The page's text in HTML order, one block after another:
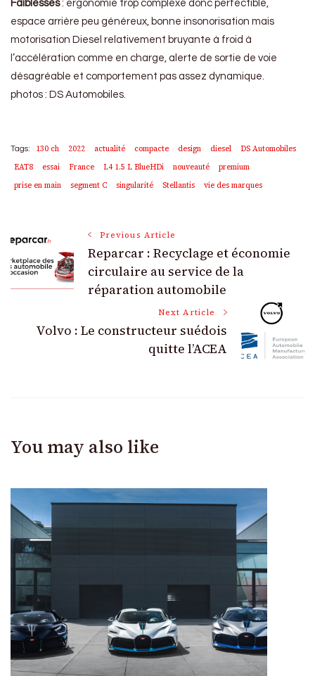
Faiblesses: ergonomie trop complexe donc perfectible,
espace arrière peu généreux, bonne insonorisation mais
motorisation Diesel relativement bruyante à froid à
l’accélération comme en charge, alerte de sortie de voie
désagréable et comportement pas assez dynamique.
photos : DS Automobiles.
Tags: 130 ch 2022 actualité compacte design diesel
DS Automobiles
EAT8
essai France L4 1.5 L BlueHDi nouveauté
premium
prise en main
segment C singularité Stellantis vie des marques
Post
Navigation
Previous Article
Reparcar : Recyclage et économie
circulaire au service de la
réparation automobile
Next Article
Volvo : Le constructeur suédois
quitte l’ACEA
You may also like